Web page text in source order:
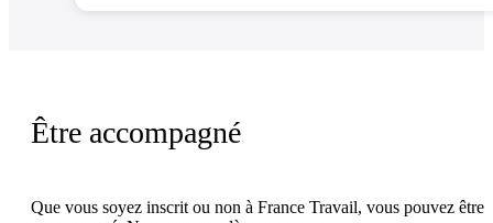
Être accompagné
Que vous soyez inscrit ou non à France Travail, vous pouvez être